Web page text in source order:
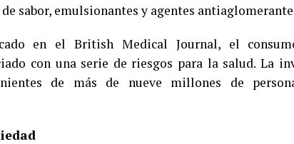
sabor, emulsionantes y agentes
en el British Medical Journal, el
con una serie de riesgos para la salud. La
de más de nueve millones de